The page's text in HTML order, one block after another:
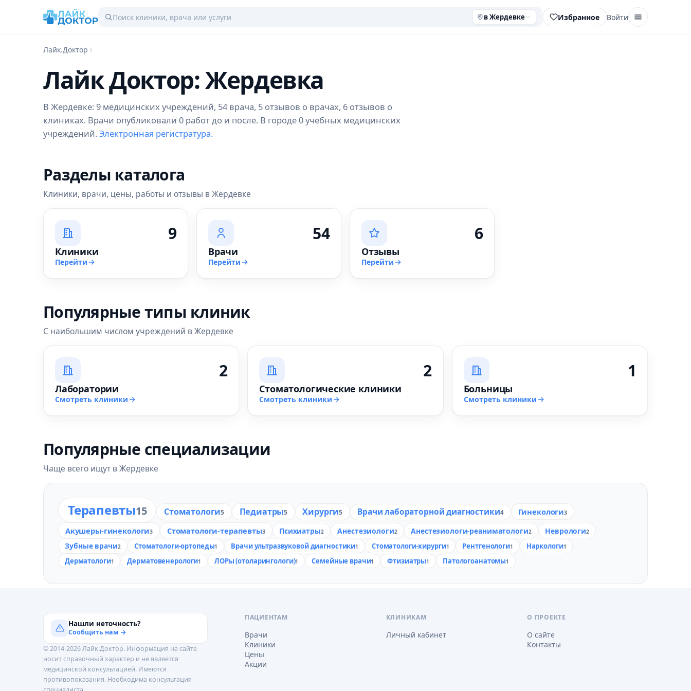
в Жердевке Избранное Войти
Лайк.Доктор
Лайк Доктор: Жердевка
В Жердевке: 9 медицинских учреждений, 54 врача, 5 отзывов о врачах, 6 отзывов о
клиниках. Врачи опубликовали 0 работ до и после. В городе 0 учебных медицинских
учреждений. Электронная регистратура.
Разделы каталога
Клиники, врачи, цены, работы и отзывы в Жердевке
9
Клиники
Перейти
54
Врачи
Перейти
6
Отзывы
Перейти
Популярные типы клиник
С наибольшим числом учреждений в Жердевке
2
Лаборатории
Смотреть клиники
2
Стоматологические клиники
Смотреть клиники
1
Больницы
Смотреть клиники
Популярные специализации
Чаще всего ищут в Жердевке
Терапевты15 Стоматологи5 Педиатры5 Хирурги5 Врачи лабораторной диагностики4 Гинекологи3
Акушеры-гинекологи3 Стоматологи-терапевты3 Психиатры2 Анестезиологи2 Анестезиологи-реаниматологи2 Неврологи2
Зубные врачи2 Стоматологи-ортопеды1 Врачи ультразвуковой диагностики1 Стоматологи-хирурги1 Рентгенологи1 Наркологи1
Дерматологи1 Дерматовенерологи1 ЛОРы (отоларингологи)1 Семейные врачи1 Фтизиатры1 Патологоанатомы1
Нашли неточность?
Сообщить нам →
© 2014-2026 Лайк.Доктор. Информация на сайте
носит справочный характер и не является
медицинской консультацией. Имеются
противопоказания. Необходима консультация
ПАЦИЕНТАМ
Врачи
Клиники
Цены
Акции
КЛИНИКАМ
Личный кабинет
О ПРОЕКТЕ
О сайте
Контакты